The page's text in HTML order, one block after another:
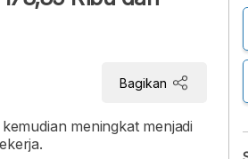
Bagikan
meningkat menjadi